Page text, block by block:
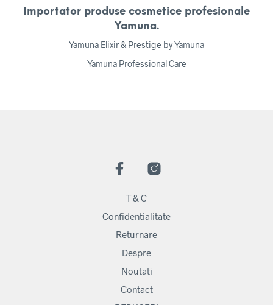
Importator produse cosmetice profesionale
Yamuna.
Yamuna Elixir & Prestige by Yamuna
Yamuna Professional Care
T & C
Confidentialitate
Returnare
Despre
Noutati
Contact